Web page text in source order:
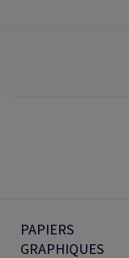
PAPIERS
GRAPHIQUES